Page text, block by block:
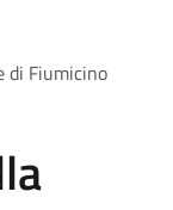
di Fiumicino